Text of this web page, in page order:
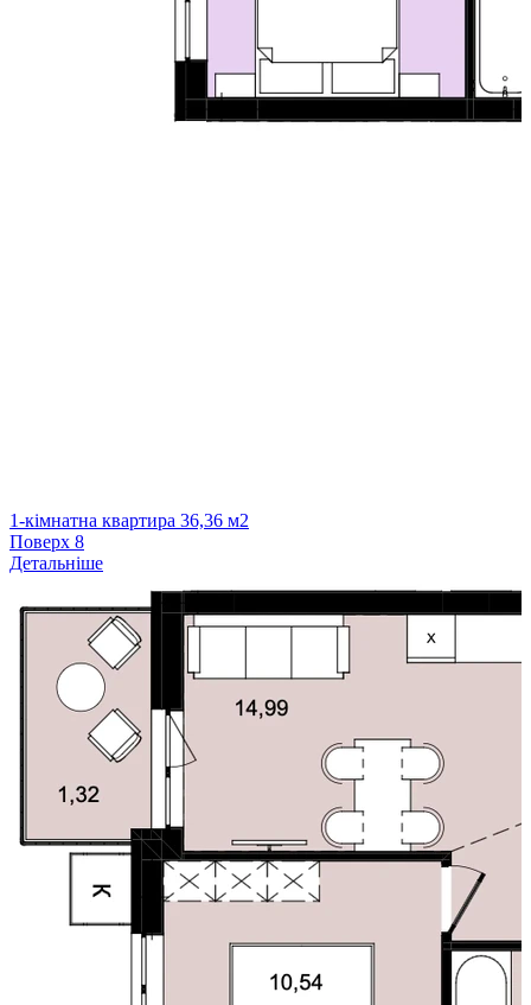
1-кімнатна квартира 36,36 м2
Поверх 8
Детальніше